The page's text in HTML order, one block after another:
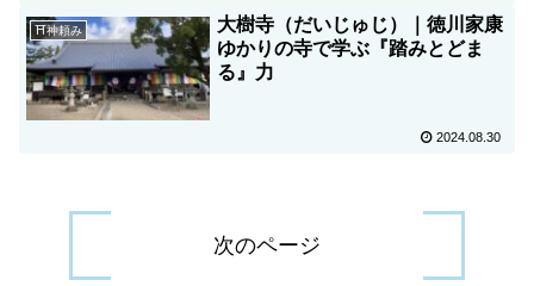
⛩神頼み
大樹寺（だいじゅじ）｜徳川家康
ゆかりの寺で学ぶ『踏みとどま
る』力
2024.08.30
次のページ